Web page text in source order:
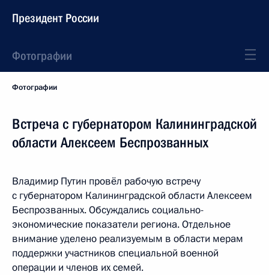
Президент России
Фотографии
Фотографии
Встреча с губернатором Калининградской
области Алексеем Беспрозванных
Владимир Путин провёл рабочую встречу
с губернатором Калининградской области Алексеем
Беспрозванных. Обсуждались социально-
экономические показатели региона. Отдельное
внимание уделено реализуемым в области мерам
поддержки участников специальной военной
операции и членов их семей.